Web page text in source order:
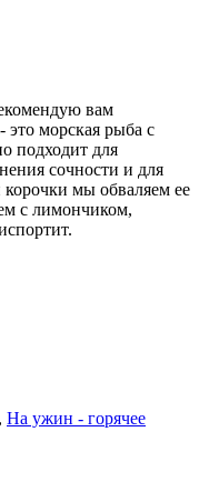
вам
это морская рыба с
подходит для
сочности и для
мы обваляем ее
с лимончиком,
, На ужин - горячее